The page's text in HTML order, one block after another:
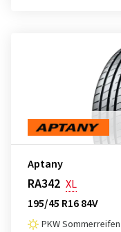
Aptany
RA342 XL
195/45 R16 84V
PKW Sommerreifen